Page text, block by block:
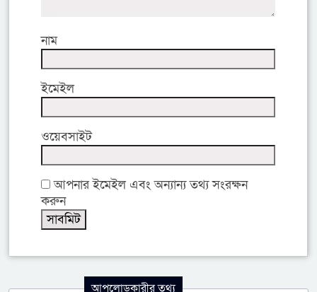
নাম
ইমেইল
ওয়েবসাইট
আপনার ইমেইল এবং অন্যান্য তথ্য সংরক্ষন
করুন
আপলোডকারীর তথ্য